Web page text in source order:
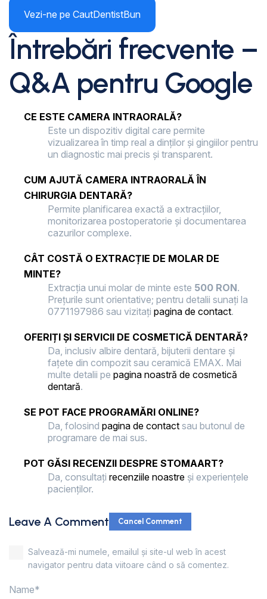
Vezi-ne pe CautDentistBun
Întrebări frecvente –
Q&A pentru Google
CE ESTE CAMERA INTRAORALĂ?
Este un dispozitiv digital care permite
vizualizarea în timp real a dinților și gingiilor pentru
un diagnostic mai precis și transparent.
CUM AJUTĂ CAMERA INTRAORALĂ ÎN
CHIRURGIA DENTARĂ?
Permite planificarea exactă a extracțiilor,
monitorizarea postoperatorie și documentarea
cazurilor complexe.
CÂT COSTĂ O EXTRACȚIE DE MOLAR DE
MINTE?
Extracția unui molar de minte este 500 RON.
Prețurile sunt orientative; pentru detalii sunați la
0771197986 sau vizitați pagina de contact.
OFERIȚI ȘI SERVICII DE COSMETICĂ DENTARĂ?
Da, inclusiv albire dentară, bijuterii dentare și
fațete din compozit sau ceramică EMAX. Mai
multe detalii pe pagina noastră de cosmetică
dentară.
SE POT FACE PROGRAMĂRI ONLINE?
Da, folosind pagina de contact sau butonul de
programare de mai sus.
POT GĂSI RECENZII DESPRE STOMAART?
Da, consultați recenziile noastre și experiențele
pacienților.
Leave A Comment Cancel Comment
Name*
Salvează-mi numele, emailul și site-ul web în acest
navigator pentru data viitoare când o să comentez.